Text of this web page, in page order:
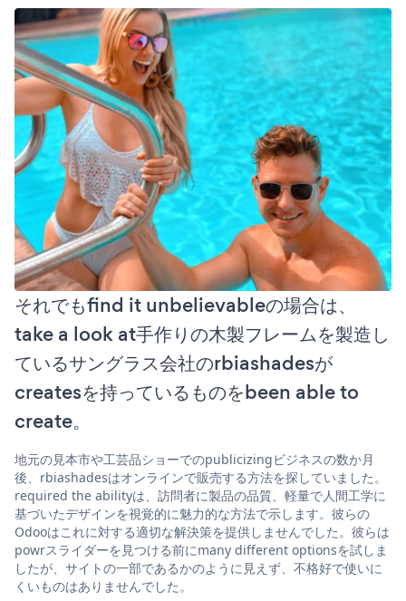
それでもfind it unbelievableの場合は、
take a look at手作りの木製フレームを製造し
ているサングラス会社のrbiashadesが
createsを持っているものをbeen able to
create。
地元の見本市や工芸品ショーでのpublicizingビジネスの数か月
後、rbiashadesはオンラインで販売する方法を探していました。
required the abilityは、訪問者に製品の品質、軽量で人間工学に
基づいたデザインを視覚的に魅力的な方法で示します。彼らの
Odooはこれに対する適切な解決策を提供しませんでした。彼らは
powrスライダーを見つける前にmany different optionsを試しま
したが、サイトの一部であるかのように見えず、不格好で使いに
くいものはありませんでした。